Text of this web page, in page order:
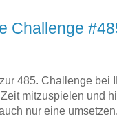
Challenge
485. Challenge bei
mitzuspielen und
nur eine